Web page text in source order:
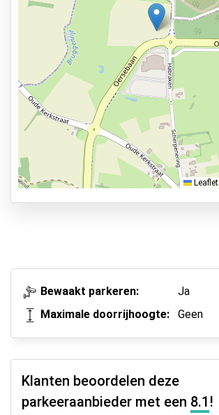
Voertuig onderhoud mogelijk
Services
24 uur per dag geopend
Vooraf reserveren
7 min naar vertrekhal
Parkeervormen
Shuttle Parking
Bekijk op kaart
Leaflet
Bewaakt parkeren:
Ja
Maximale doorrijhoogte:
Geen
Klanten beoordelen deze
parkeeraanbieder met een 8.1 !